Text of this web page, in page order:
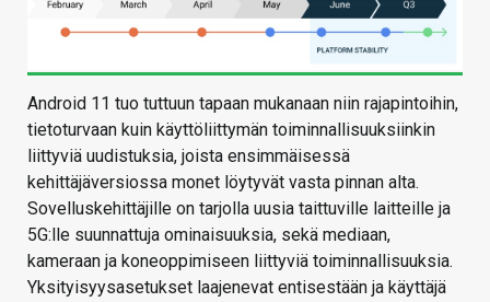
Android 11 tuo tuttuun tapaan mukanaan niin rajapintoihin,
tietoturvaan kuin käyttöliittymän toiminnallisuuksiinkin
liittyviä uudistuksia, joista ensimmäisessä
kehittäjäversiossa monet löytyvät vasta pinnan alta.
Sovelluskehittäjille on tarjolla uusia taittuville laitteille ja
5G:lle suunnattuja ominaisuuksia, sekä mediaan,
kameraan ja koneoppimiseen liittyviä toiminnallisuuksia.
Yksityisyysasetukset laajenevat entisestään ja käyttäjä